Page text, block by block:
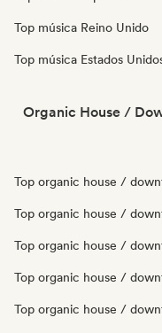
Top música Reino Unido
Top música Estados
Organic House /
Top organic house /
Top organic house /
Top organic house /
Top organic house /
Top organic house /